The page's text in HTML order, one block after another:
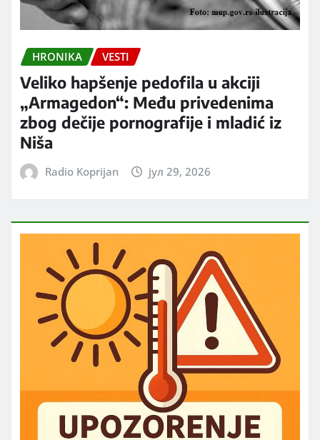
HRONIKA VESTI
Veliko hapšenje pedofila u akciji
„Armagedon“: Među privedenima
zbog dečije pornografije i mladić iz
Niša
Radio Koprijan јул 29, 2026